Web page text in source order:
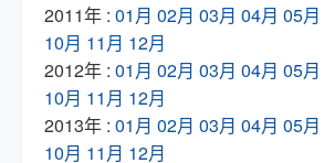
2011年 : 01月 02月 03月 04月 05月
10月 11月 12月
2012年 : 01月 02月 03月 04月 05月
10月 11月 12月
2013年 : 01月 02月 03月 04月 05月
10月 11月 12月